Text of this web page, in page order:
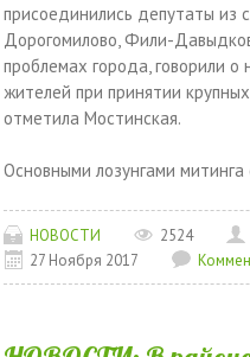
присоединились депутаты из
Дорогомилово, Фили-
проблемах города, говорили
жителей при принятии
отметила Мостинская.
Основными лозунгами митинга
НОВОСТИ 2524
27 Ноября 2017